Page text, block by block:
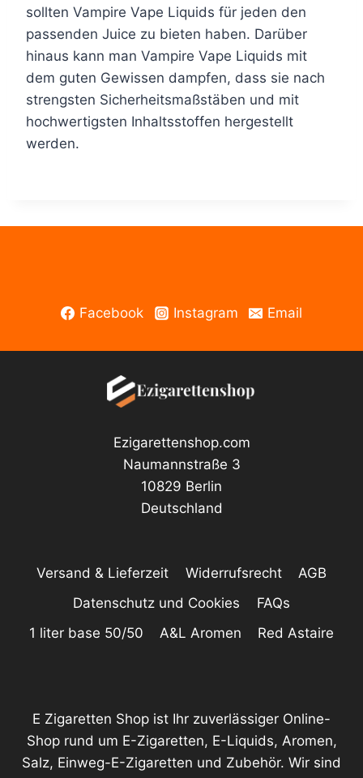
sollten Vampire Vape Liquids für jeden den
passenden Juice zu bieten haben. Darüber
hinaus kann man Vampire Vape Liquids mit
dem guten Gewissen dampfen, dass sie nach
strengsten Sicherheitsmaßstäben und mit
hochwertigsten Inhaltsstoffen hergestellt
werden.
Facebook Instagram Email
Ezigarettenshop.com
Naumannstraße 3
10829 Berlin
Deutschland
Versand & Lieferzeit Widerrufsrecht
AGB
Datenschutz und Cookies
FAQs
1 liter base 50/50
A&L Aromen Red Astaire
E Zigaretten Shop ist Ihr zuverlässiger Online-
Shop rund um E-Zigaretten, E-Liquids, Aromen,
Salz, Einweg-E-Zigaretten und Zubehör. Wir sind